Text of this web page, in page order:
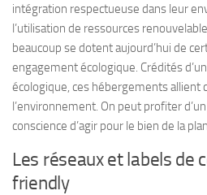
intégration respectueuse dans leur
l’utilisation de ressources
beaucoup se dotent aujourd’hui de
engagement écologique. Crédités
écologique, ces hébergements allient
l’environnement. On peut profiter
conscience d’agir pour le bien de la
Les réseaux et labels de
friendly